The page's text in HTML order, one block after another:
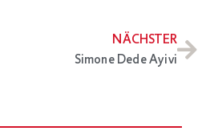
NÄCHSTER
Simone Dede Ayivi